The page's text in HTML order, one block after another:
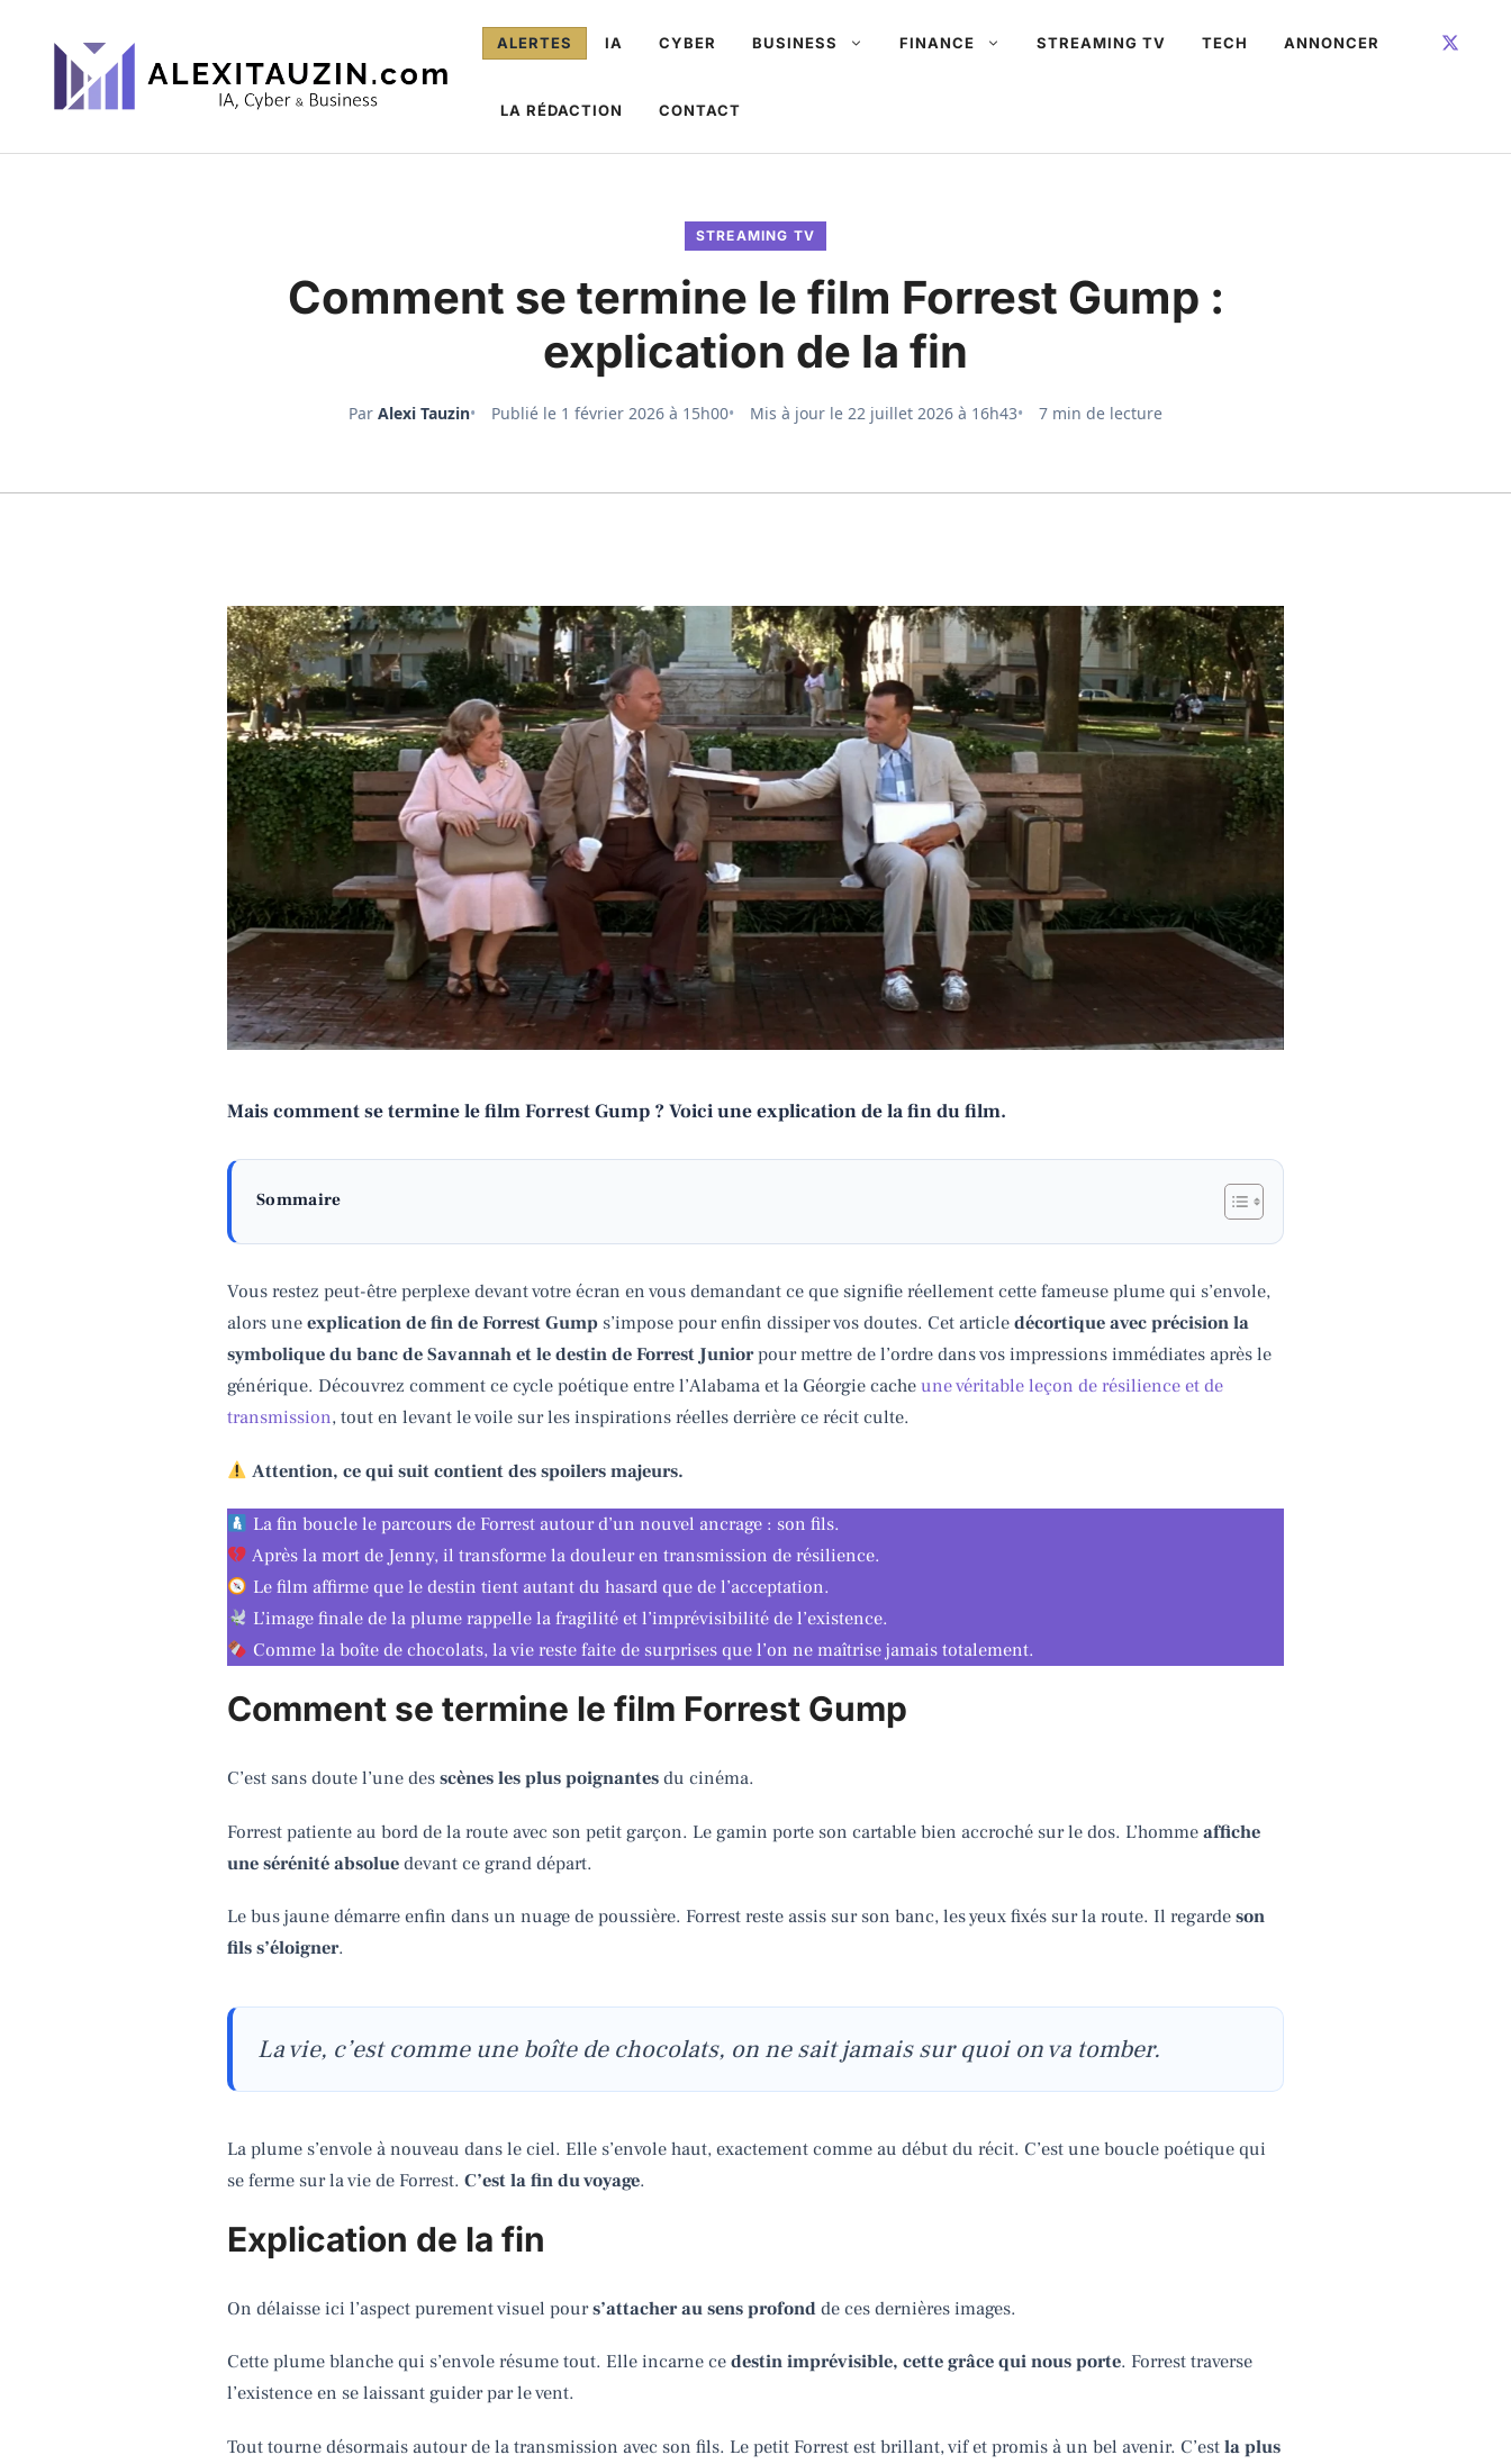
contenu
ALERTES IA CYBER BUSINESS FINANCE STREAMING TV TECH ANNONCER
LA RÉDACTION CONTACT
STREAMING TV
Comment se termine le film Forrest Gump :
explication de la fin
Par Alexi Tauzin Publié le 1 février 2026 à 15h00 Mis à jour le 22 juillet 2026 à 16h43 7 min de lecture
Mais comment se termine le film Forrest Gump ? Voici une explication de la fin du film.
Sommaire
Vous restez peut-être perplexe devant votre écran en vous demandant ce que signifie réellement cette fameuse plume qui s’envole,
alors uneexplication de fin de Forrest Gumps’impose pour enfin dissiper vos doutes. Cet articledécortique avec précision la
symbolique du banc de Savannah et le destin de Forrest Juniorpour mettre de l’ordre dans vos impressions immédiates après le
générique. Découvrez comment ce cycle poétique entre l’Alabama et la Géorgie cacheune véritable leçon de résilience et de
transmission, tout en levant le voile sur les inspirations réelles derrière ce récit culte.
Attention, ce qui suit contient des spoilers majeurs.
La fin boucle le parcours de Forrest autour d’un nouvel ancrage : son fils.
Après la mort de Jenny, il transforme la douleur en transmission de résilience.
Le film affirme que le destin tient autant du hasard que de l’acceptation.
L’image finale de la plume rappelle la fragilité et l’imprévisibilité de l’existence.
Comme la boîte de chocolats, la vie reste faite de surprises que l’on ne maîtrise jamais totalement.
Comment se termine le film Forrest Gump
C’est sans doute l’une desscènes les plus poignantesdu cinéma.
Forrest patiente au bord de la route avec son petit garçon. Le gamin porte son cartable bien accroché sur le dos. L’hommeaffiche
une sérénité absoluedevant ce grand départ.
Le bus jaune démarre enfin dans un nuage de poussière. Forrest reste assis sur son banc, les yeux fixés sur la route. Il regardeson
fils s’éloigner.
La vie, c’est comme une boîte de chocolats, on ne sait jamais sur quoi on va tomber.
La plume s’envole à nouveau dans le ciel. Elle s’envole haut, exactement comme au début du récit. C’est une boucle poétique qui
se ferme sur la vie de Forrest. C’est la fin du voyage.
Explication de la fin
On délaisse ici l’aspect purement visuel pours’attacher au sens profondde ces dernières images.
Cette plume blanche qui s’envole résume tout. Elle incarne cedestin imprévisible, cette grâce qui nous porte. Forrest traverse
l’existence en se laissant guider par le vent.
Tout tourne désormais autour de la transmission avec son fils. Le petit Forrest est brillant, vif et promis à un bel avenir. C’estla plus